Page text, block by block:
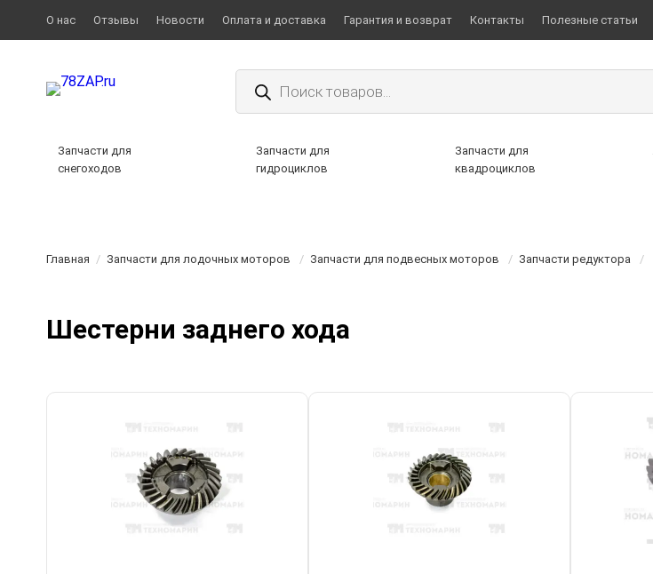
О нас Отзывы Новости Оплата и доставка Гарантия и возврат Контакты Полезные статьи
Поиск
товаров
Запчасти для
снегоходов
Запчасти для
гидроциклов
Запчасти для
квадроциклов
Главная / Запчасти для лодочных моторов / Запчасти для подвесных моторов / Запчасти редуктора /
Шестерни заднего хода